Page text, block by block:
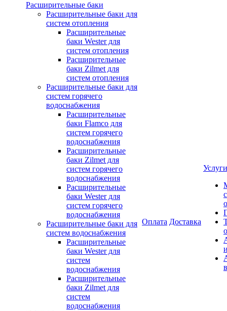
Расширительные баки
Расширительные баки для
систем отопления
Расширительные
баки Wester для
систем отопления
Расширительные
баки Zilmet для
систем отопления
Расширительные баки для
систем горячего
водоснабжения
Расширительные
баки Flamco для
систем горячего
водоснабжения
Расширительные
баки Zilmet для
систем горячего
водоснабжения
Расширительные
баки Wester для
систем горячего
водоснабжения
Расширительные баки для
систем водоснабжения
Расширительные
баки Wester для
систем
водоснабжения
Расширительные
баки Zilmet для
систем
водоснабжения
Оплата Доставка
Услуги